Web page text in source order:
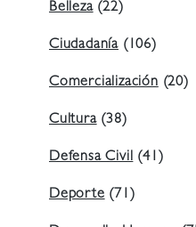
Belleza(22)
Ciudadanía (106)
Comercialización(20)
Cultura(38)
Defensa Civil(41)
Deporte(71)